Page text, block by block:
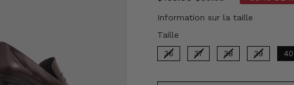
Information sur la taille
Taille
36 37 38 39 40